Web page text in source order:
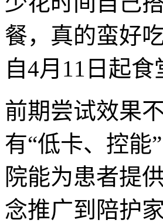
餐，真的蛮好
自4月11日起
前期尝试效果
有“低卡、控能
院能为患者提
念推广到陪护